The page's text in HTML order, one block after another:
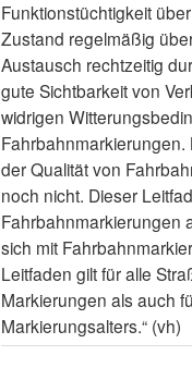
Funktionstüchtigkeit
Zustand regelmäßig
Austausch rechtzeitig
gute Sichtbarkeit von
widrigen
der Qualität von
noch nicht. Dieser
Fahrbahnmarkierungen
sich mit
Leitfaden gilt für alle
Markierungen als auch
Markierungsalters.“ (vh)